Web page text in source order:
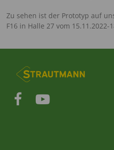
Zu sehen ist der Prototyp auf
F16 in Halle 27 vom 15.11.2022-